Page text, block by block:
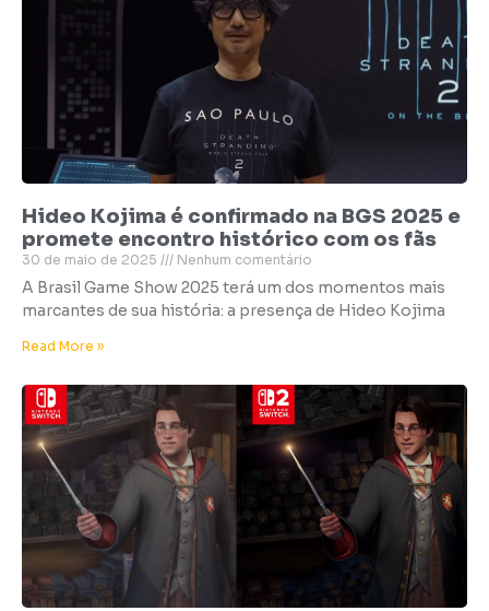
Hideo Kojima é confirmado na BGS 2025 e
promete encontro histórico com os fãs
30 de maio de 2025 Nenhum comentário
A Brasil Game Show 2025 terá um dos momentos mais
marcantes de sua história: a presença de Hideo Kojima
Read More »